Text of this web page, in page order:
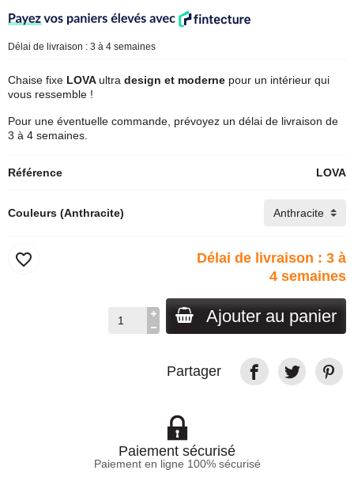
Délai de livraison : 3 à 4 semaines
Chaise fixe LOVA ultra design et moderne pour un intérieur qui
vous ressemble !
Pour une éventuelle commande, prévoyez un délai de livraison de
3 à 4 semaines.
Référence LOVA
Couleurs (Anthracite)
Délai de livraison : 3 à
4 semaines
Ajouter au panier
favorite_border
Partager
Paiement sécurisé
Paiement en ligne 100% sécurisé